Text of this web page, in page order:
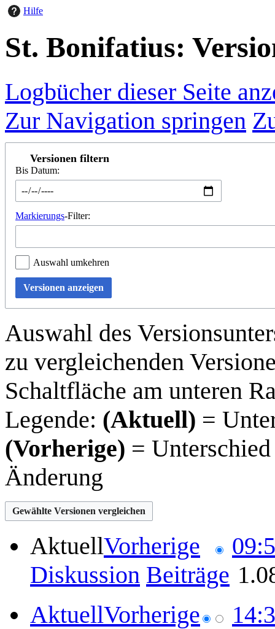
Hilfe
St. Bonifatius:
Logbücher dieser Seite
Zur Navigation springen
Versionen filtern
Bis Datum:
Markierungs-Filter:
Auswahl umkehren
Versionen anzeigen
Auswahl des
zu vergleichenden
Schaltfläche am unteren
Legende: (Aktuell) =
(Vorherige) =
Änderung
JanuarAktuellVorherige
Diskussion Beiträge
März
AktuellVorherige